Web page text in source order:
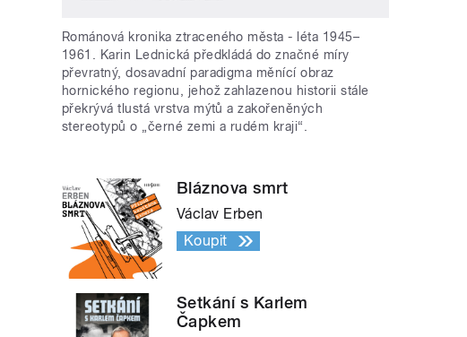
Románová kronika ztraceného města - léta 1945–
1961. Karin Lednická předkládá do značné míry
převratný, dosavadní paradigma měnící obraz
hornického regionu, jehož zahlazenou historii stále
překrývá tlustá vrstva mýtů a zakořeněných
stereotypů o „černé zemi a rudém kraji“.
Bláznova smrt
Václav Erben
Koupit
Setkání s Karlem
Čapkem